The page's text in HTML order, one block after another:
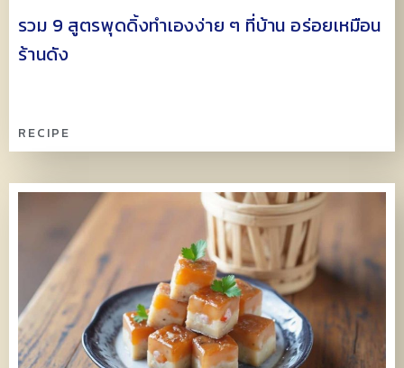
รวม 9 สูตรพุดดิ้งทำเองง่าย ๆ ที่บ้าน อร่อยเหมือน
ร้านดัง
RECIPE